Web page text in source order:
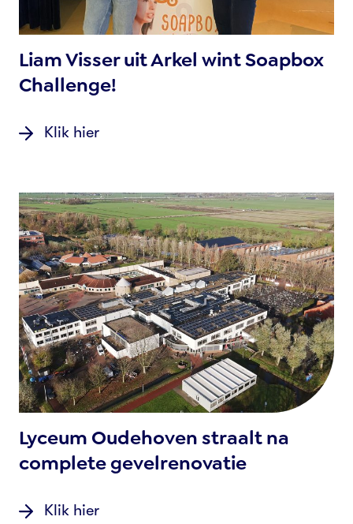
Liam Visser uit Arkel wint Soapbox
Challenge!
Klik hier
Lyceum Oudehoven straalt na
complete gevelrenovatie
Klik hier